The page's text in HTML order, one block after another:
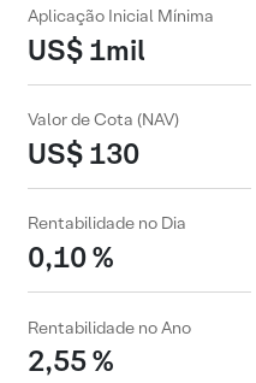
Aplicação Inicial Mínima
US$ 1mil
Valor de Cota (NAV)
US$ 130
Rentabilidade no Dia
0,10 %
Rentabilidade no Ano
2,55 %